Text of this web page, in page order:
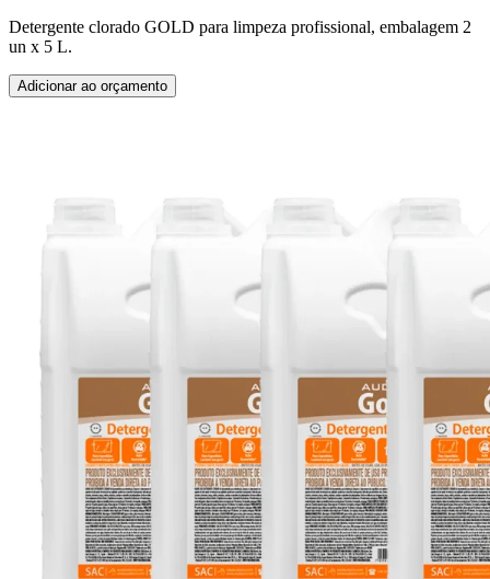
Detergente clorado GOLD para limpeza profissional, embalagem 2
un x 5 L.
Adicionar ao orçamento